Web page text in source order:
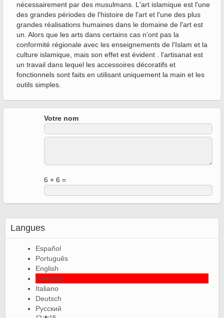
nécessairement par des musulmans. L'art islamique est l'une
des grandes périodes de l'histoire de l'art et l'une des plus
grandes réalisations humaines dans le domaine de l'art est
un. Alors que les arts dans certains cas n’ont pas la
conformité régionale avec les enseignements de l'Islam et la
culture islamique, mais son effet est évident . l'artisanat est
un travail dans lequel les accessoires décoratifs et
fonctionnels sont faits en utilisant uniquement la main et les
outils simples.
Votre nom
6 + 6 =
Langues
Español
Português
English
Français
Italiano
Deutsch
Русский